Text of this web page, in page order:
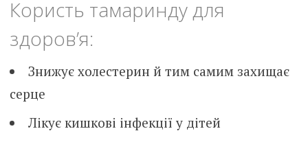
Користь тамаринду для
здоров’я:
Знижує холестерин й тим самим захищає
серце
Лікує кишкові інфекції у дітей